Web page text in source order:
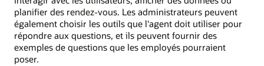
planifier des rendez-vous. Les administrateurs peuvent
également choisir les outils que l'agent doit utiliser pour
répondre aux questions, et ils peuvent fournir des
exemples de questions que les employés pourraient
poser.